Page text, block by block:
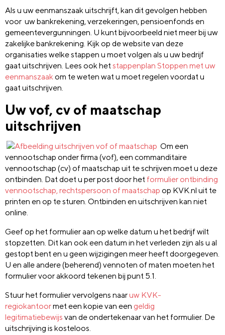
Als u uw eenmanszaak uitschrijft, kan dit gevolgen hebben
voor uw bankrekening, verzekeringen, pensioenfonds en
gemeentevergunningen. U kunt bijvoorbeeld niet meer bij uw
zakelijke bankrekening. Kijk op de website van deze
organisaties welke stappen u moet volgen als u uw bedrijf
gaat uitschrijven. Lees ook hetstappenplan Stoppen met uw
eenmanszaakom te weten wat u moet regelen voordat u
gaat uitschrijven.
Uw vof, cv of maatschap
uitschrijven
Om een
vennootschap onder firma (vof), een commanditaire
vennootschap (cv) of maatschap uit te schrijven moet u deze
ontbinden. Dat doet u per post door het formulier ontbinding
vennootschap, rechtspersoon of maatschap op KVK.nl uit te
printen en op te sturen. Ontbinden en uitschrijven kan niet
online.
Geef op het formulier aan op welke datum u het bedrijf wilt
stopzetten. Dit kan ook een datum in het verleden zijn als u al
gestopt bent en u geen wijzigingen meer heeft doorgegeven.
U en alle andere (beherend) vennoten of maten moeten het
formulier voor akkoord tekenen bij punt 5.1.
Stuur het formulier vervolgens naaruw KVK-
regiokantoormet een kopie van een geldig
legitimatiebewijs van de ondertekenaar van het formulier. De
uitschrijving is kosteloos.